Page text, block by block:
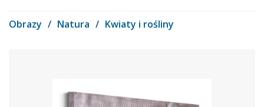
Obrazy / Natura / Kwiaty i rośliny